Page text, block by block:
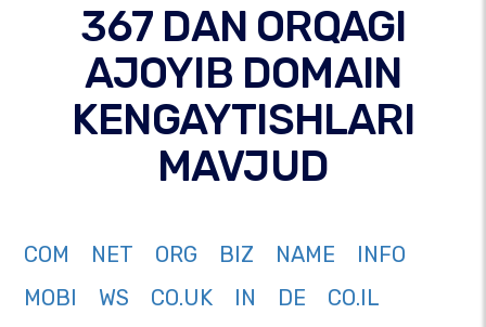
367 DAN ORQAGI
AJOYIB DOMAIN
KENGAYTISHLARI
MAVJUD
COM NET ORG BIZ NAME
INFO
MOBI
WS CO.UK IN DE
CO.IL